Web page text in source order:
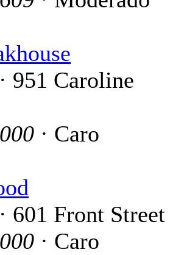
951 Caroline
· Caro
601 Front Street
· Caro